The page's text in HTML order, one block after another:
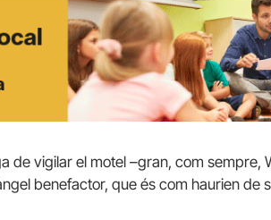
de vigilar el motel –gran, com sempre,
benefactor, que és com haurien de